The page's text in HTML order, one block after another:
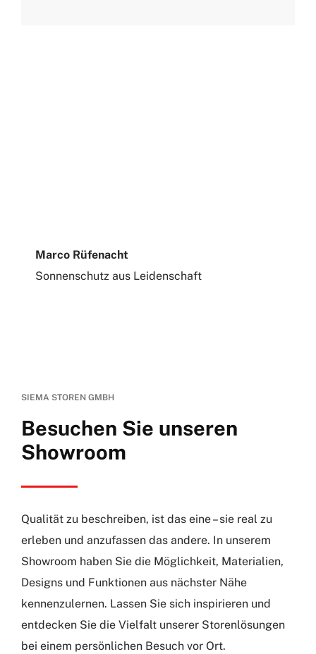
Marco Rüfenacht
Sonnenschutz aus Leidenschaft
SIEMA STOREN GMBH
Besuchen Sie unseren
Showroom
Qualität zu beschreiben, ist das eine – sie real zu
erleben und anzufassen das andere. In unserem
Showroom haben Sie die Möglichkeit, Materialien,
Designs und Funktionen aus nächster Nähe
kennenzulernen. Lassen Sie sich inspirieren und
entdecken Sie die Vielfalt unserer Storenlösungen
bei einem persönlichen Besuch vor Ort.